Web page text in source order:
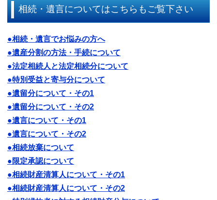
相続・遺言についてはこちらもご覧下さい
●相続・遺言でお悩みの方へ
●遺産分割の方法・手続について
●法定相続人と法定相続分について
●特別受益と寄与分について
●遺留分について・その1
●遺留分について・その2
●遺言について・その1
●遺言について・その2
●相続放棄について
●限定承認について
●相続財産清算人について・その1
●相続財産清算人について・その2